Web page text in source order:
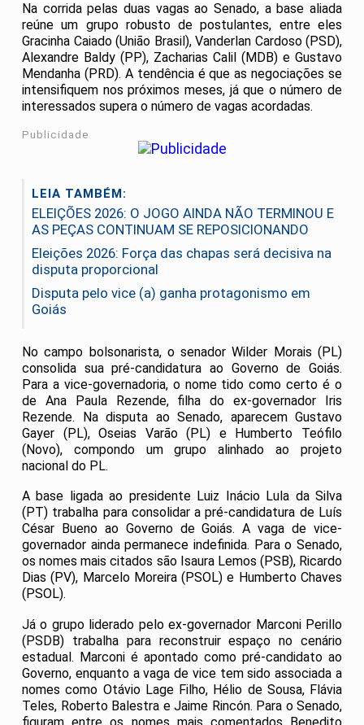
Na corrida pelas duas vagas ao Senado, a base aliada
reúne um grupo robusto de postulantes, entre eles
Gracinha Caiado (União Brasil), Vanderlan Cardoso (PSD),
Alexandre Baldy (PP), Zacharias Calil (MDB) e Gustavo
Mendanha (PRD). A tendência é que as negociações se
intensifiquem nos próximos meses, já que o número de
interessados supera o número de vagas acordadas.
Publicidade
LEIA TAMBÉM:
ELEIÇÕES 2026: O JOGO AINDA NÃO TERMINOU E
AS PEÇAS CONTINUAM SE REPOSICIONANDO
Eleições 2026: Força das chapas será decisiva na
disputa proporcional
Disputa pelo vice (a) ganha protagonismo em
Goiás
No campo bolsonarista, o senador Wilder Morais (PL)
consolida sua pré-candidatura ao Governo de Goiás.
Para a vice-governadoria, o nome tido como certo é o
de Ana Paula Rezende, filha do ex-governador Iris
Rezende. Na disputa ao Senado, aparecem Gustavo
Gayer (PL), Oseias Varão (PL) e Humberto Teófilo
(Novo), compondo um grupo alinhado ao projeto
nacional do PL.
A base ligada ao presidente Luiz Inácio Lula da Silva
(PT) trabalha para consolidar a pré-candidatura de Luís
César Bueno ao Governo de Goiás. A vaga de vice-
governador ainda permanece indefinida. Para o Senado,
os nomes mais citados são Isaura Lemos (PSB), Ricardo
Dias (PV), Marcelo Moreira (PSOL) e Humberto Chaves
(PSOL).
Já o grupo liderado pelo ex-governador Marconi Perillo
(PSDB) trabalha para reconstruir espaço no cenário
estadual. Marconi é apontado como pré-candidato ao
Governo, enquanto a vaga de vice tem sido associada a
nomes como Otávio Lage Filho, Hélio de Sousa, Flávia
Teles, Roberto Balestra e Jaime Rincón. Para o Senado,